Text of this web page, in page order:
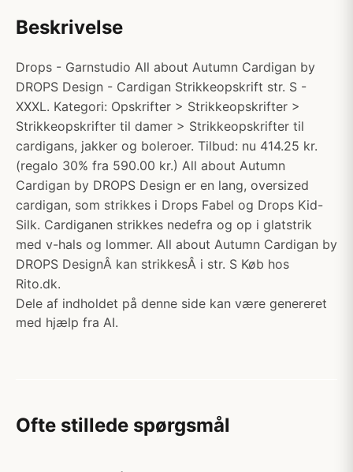
Beskrivelse
Drops - Garnstudio All about Autumn Cardigan by
DROPS Design - Cardigan Strikkeopskrift str. S -
XXXL. Kategori: Opskrifter > Strikkeopskrifter >
Strikkeopskrifter til damer > Strikkeopskrifter til
cardigans, jakker og boleroer. Tilbud: nu 414.25 kr.
(regalo 30% fra 590.00 kr.) All about Autumn
Cardigan by DROPS Design er en lang, oversized
cardigan, som strikkes i Drops Fabel og Drops Kid-
Silk. Cardiganen strikkes nedefra og op i glatstrik
med v-hals og lommer. All about Autumn Cardigan by
DROPS DesignÂ kan strikkesÂ i str. S Køb hos
Rito.dk.
Dele af indholdet på denne side kan være genereret
med hjælp fra AI.
Ofte stillede spørgsmål